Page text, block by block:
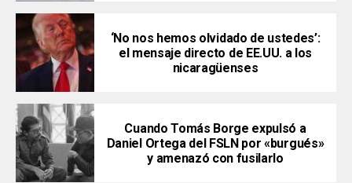
‘No nos hemos olvidado de ustedes’:
el mensaje directo de EE.UU. a los
nicaragüenses
Cuando Tomás Borge expulsó a
Daniel Ortega del FSLN por «burgués»
y amenazó con fusilarlo